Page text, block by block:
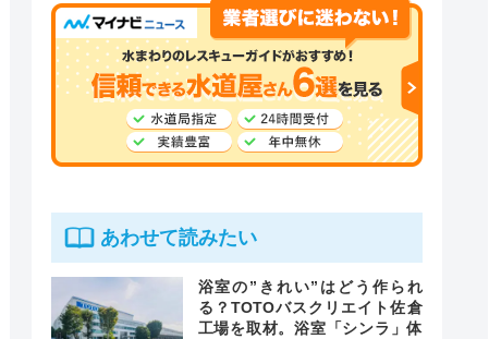
あわせて読みたい
浴室の”きれい”はどう作られ
る？TOTOバスクリエイト佐倉
工場を取材。浴室「シンラ」体